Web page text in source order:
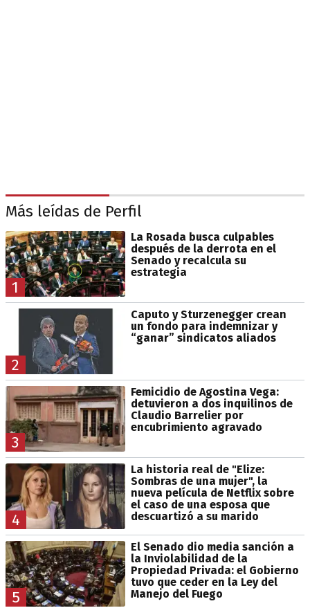
Más leídas de Perfil
1
La Rosada busca culpables
después de la derrota en el
Senado y recalcula su
estrategia
2
Caputo y Sturzenegger crean
un fondo para indemnizar y
“ganar” sindicatos aliados
3
Femicidio de Agostina Vega:
detuvieron a dos inquilinos de
Claudio Barrelier por
encubrimiento agravado
4
La historia real de "Elize:
Sombras de una mujer", la
nueva película de Netflix sobre
el caso de una esposa que
descuartizó a su marido
5
El Senado dio media sanción a
la Inviolabilidad de la
Propiedad Privada: el Gobierno
tuvo que ceder en la Ley del
Manejo del Fuego